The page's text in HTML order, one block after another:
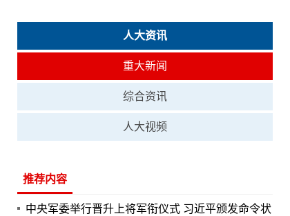
人大资讯
重大新闻
综合资讯
人大视频
推荐内容
中央军委举行晋升上将军衔仪式 习近平颁发命令状